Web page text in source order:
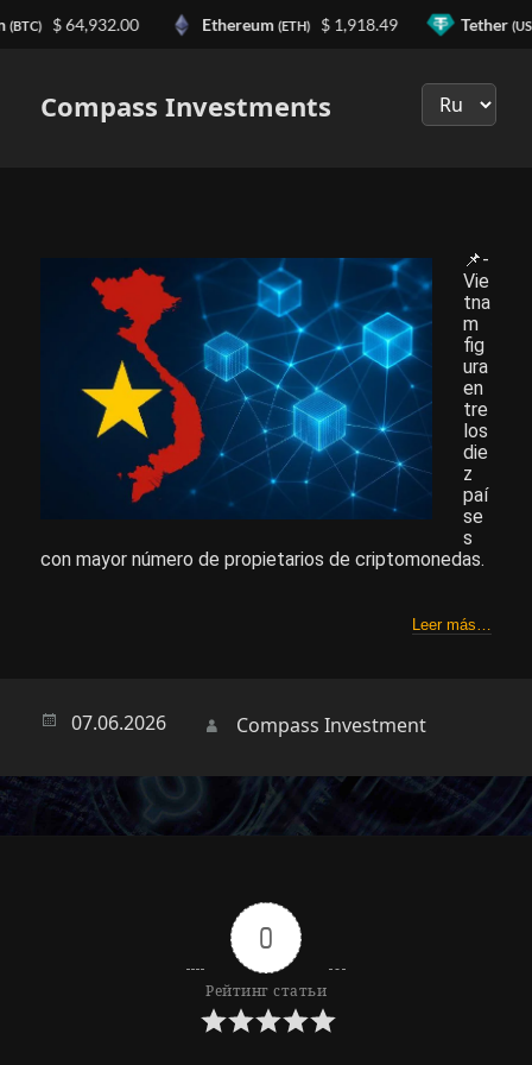
Compass Investments
📌-
Vie
tna
m
fig
ura
en
tre
los
die
z
paí
se
s
con mayor número de propietarios de criptomonedas.
Leer más…
07.06.2026 Автор
Compass Investment
0
Рейтинг статьи
(BTC) $ 64,932.00 Ethereum (ETH) $ 1,918.49 Tether